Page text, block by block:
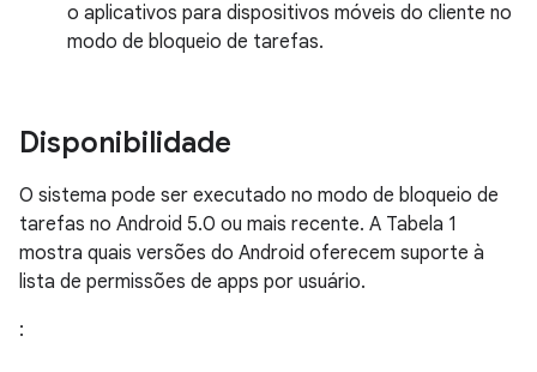
o aplicativos para dispositivos móveis do cliente no
modo de bloqueio de tarefas.
Disponibilidade
O sistema pode ser executado no modo de bloqueio de
tarefas no Android 5.0 ou mais recente. A Tabela 1
mostra quais versões do Android oferecem suporte à
lista de permissões de apps por usuário.
: